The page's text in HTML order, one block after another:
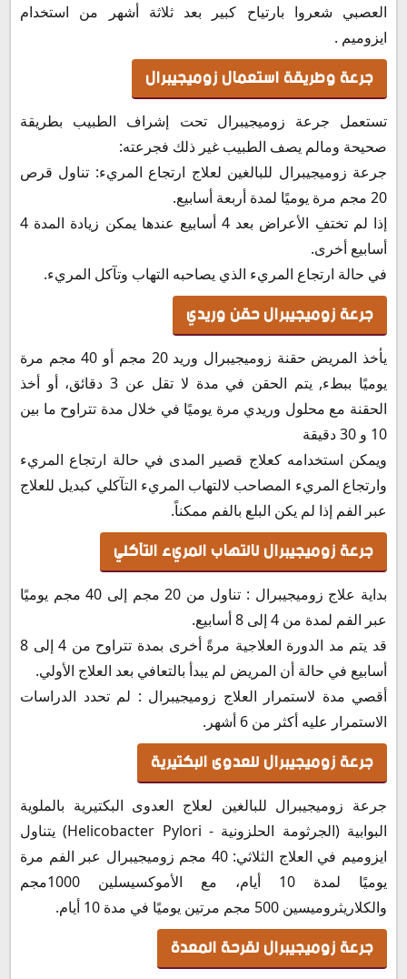
العصبي شعروا بارتياح كبير بعد ثلاثة أشهر من استخدام
ايزوميم .
جرعة وطريقة استعمال زوميجيبرال
تستعمل جرعة زوميجيبرال تحت إشراف الطبيب بطريقة
صحيحة ومالم يصف الطبيب غير ذلك فجرعته:
جرعة زوميجيبرال للبالغين لعلاج ارتجاع المريء: تناول قرص
20 مجم مرة يوميًا لمدة أربعة أسابيع.
إذا لم تختفِ الأعراض بعد 4 أسابيع عندها يمكن زيادة المدة 4
أسابيع أخرى.
في حالة ارتجاع المريء الذي يصاحبه التهاب وتآكل المريء.
جرعة زوميجيبرال حقن وريدي
يأخذ المريض حقنة زوميجيبرال وريد 20 مجم أو 40 مجم مرة
يوميًا ببطء, يتم الحقن في مدة لا تقل عن 3 دقائق، أو أخذ
الحقنة مع محلول وريدي مرة يوميًا في خلال مدة تتراوح ما بين
10 و 30 دقيقة
ويمكن استخدامه كعلاج قصير المدى في حالة ارتجاع المريء
وارتجاع المريء المصاحب لالتهاب المريء التآكلي كبديل للعلاج
عبر الفم إذا لم يكن البلع بالفم ممكناً.
جرعة زوميجيبرال لالتهاب المريء التآكلي
بداية علاج زوميجيبرال : تناول من 20 مجم إلى 40 مجم يوميًا
عبر الفم لمدة من 4 إلى 8 أسابيع.
قد يتم مد الدورة العلاجية مرةً أخرى بمدة تتراوح من 4 إلى 8
أسابيع في حالة أن المريض لم يبدأ بالتعافي بعد العلاج الأولي.
أقصي مدة لاستمرار العلاج زوميجيبرال : لم تحدد الدراسات
الاستمرار عليه أكثر من 6 أشهر.
جرعة زوميجيبرال للعدوى البكتيرية
جرعة زوميجيبرال للبالغين لعلاج العدوى البكتيرية بالملوية
البوابية (الجرثومة الحلزونية - Helicobacter Pylori) يتناول
ايزوميم في العلاج الثلاثي: 40 مجم زوميجيبرال عبر الفم مرة
يوميًا لمدة 10 أيام، مع الأموكسيسلين 1000مجم
والكلاريثروميسين 500 مجم مرتين يوميًا في مدة 10 أيام.
جرعة زوميجيبرال لقرحة المعدة